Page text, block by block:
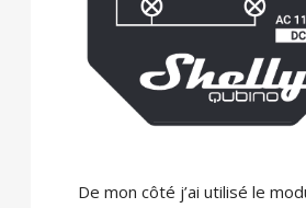
De mon côté j’ai utilisé le